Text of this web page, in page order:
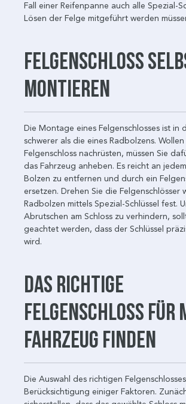
Fall einer Reifenpanne auch alle Spezial-
Lösen der Felge mitgeführt werden
Felgenschloss
montieren
Die Montage eines Felgenschlosses ist in
schwerer als die eines Radbolzens. Wollen
Felgenschloss nachrüsten, müssen Sie
das Fahrzeug anheben. Es reicht an
Bolzen zu entfernen und durch ein
ersetzen. Drehen Sie die Felgenschlösser
Radbolzen mittels Spezial-Schlüssel fest.
Abrutschen am Schloss zu verhindern,
geachtet werden, dass der Schlüssel
wird.
Das richtige
Felgenschloss für
Fahrzeug finden
Die Auswahl des richtigen
Berücksichtigung einiger Faktoren.